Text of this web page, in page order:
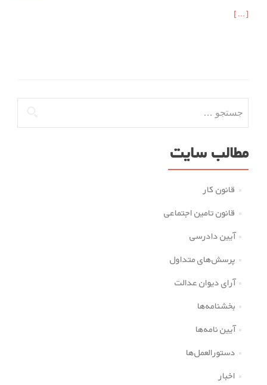
[…]
برای:
مطالب سایت
قانون کار
قانون تامین اجتماعی
آیین دادرسی
پرسش‌های متداول
آرای دیوان عدالت
بخشنامه‌ها
آیین نامه‌ها
دستورالعمل‌ها
اخبار